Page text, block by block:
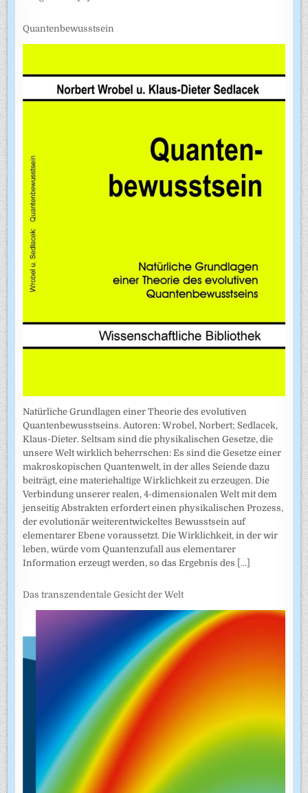
Quantenbewusstsein
Natürliche Grundlagen einer Theorie des evolutiven
Quantenbewusstseins. Autoren: Wrobel, Norbert; Sedlacek,
Klaus-Dieter. Seltsam sind die physikalischen Gesetze, die
unsere Welt wirklich beherrschen: Es sind die Gesetze einer
makroskopischen Quantenwelt, in der alles Seiende dazu
beiträgt, eine materiehaltige Wirklichkeit zu erzeugen. Die
Verbindung unserer realen, 4-dimensionalen Welt mit dem
jenseitig Abstrakten erfordert einen physikalischen Prozess,
der evolutionär weiterentwickeltes Bewusstsein auf
elementarer Ebene voraussetzt. Die Wirklichkeit, in der wir
leben, würde vom Quantenzufall aus elementarer
Information erzeugt werden, so das Ergebnis des [...]
Das transzendentale Gesicht der Welt